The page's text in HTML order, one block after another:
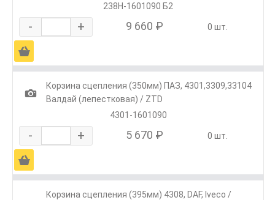
238Н-1601090 Б2
- + 9 660 ₽ 0 шт.
Ä
1
Корзина сцепления (350мм) ПАЗ, 4301,3309,33104
Валдай (лепестковая) / ZTD
4301-1601090
- + 5 670 ₽ 0 шт.
Ä
Корзина сцепления (395мм) 4308, DAF, Iveco /